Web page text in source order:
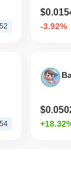
~98.28% 低く取引
、市場
数字は、30 283
暗号市場と比
か？
-3.92%